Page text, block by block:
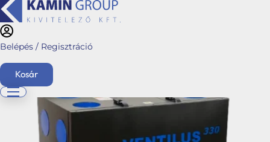
Belépés / Regisztráció
Kosár
English
berendezések/